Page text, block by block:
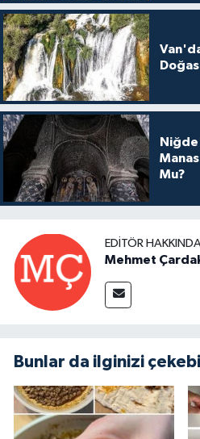
Mu?
EDITÖR
Mehmet
Bunlar da ilginizi